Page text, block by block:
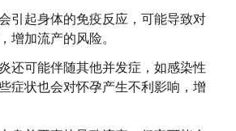
引起身体的免疫反应，可能导致对
增加流产的风险。
还可能伴随其他并发症，如感染性
症状也会对怀孕产生不利影响，增